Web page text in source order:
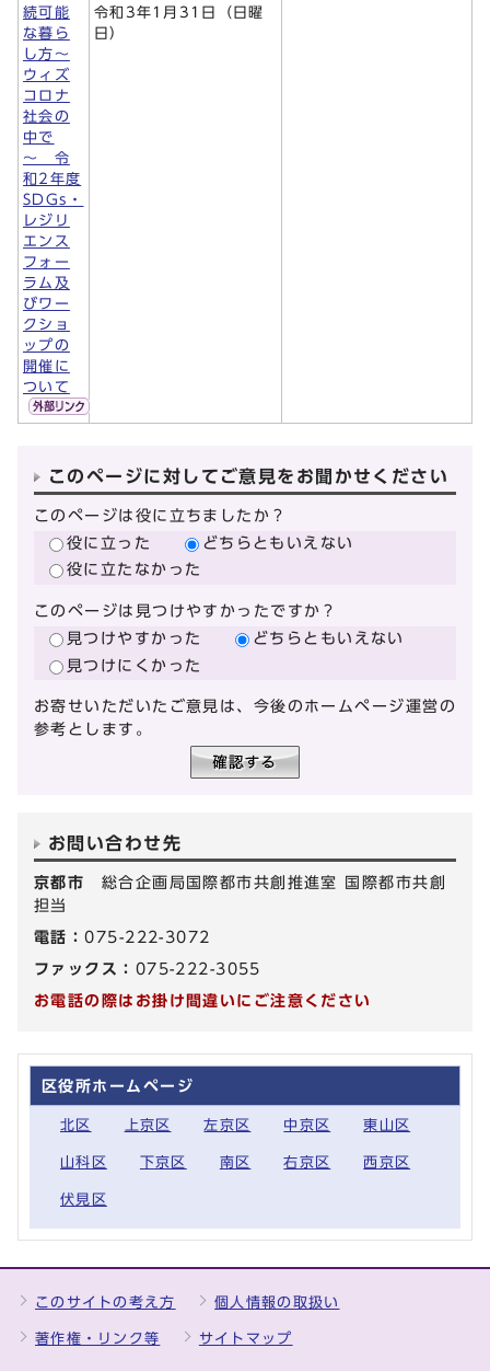
続可能
な暮ら
し方～
ウィズ
コロナ
社会の
中で
～ 令
和2年度
SDGs・
レジリ
エンス
フォー
ラム及
びワー
クショ
ップの
開催に
ついて
令和3年1月31日（日曜
日）
このページに対してご意見をお聞かせください
このページは役に立ちましたか？
役に立った
どちらともいえない
役に立たなかった
このページは見つけやすかったですか？
見つけやすかった
どちらともいえない
見つけにくかった
お寄せいただいたご意見は、今後のホームページ運営の
参考とします。
お問い合わせ先
京都市 総合企画局国際都市共創推進室 国際都市共創
担当
電話：075-222-3072
ファックス： 075-222-3055
お電話の際はお掛け間違いにご注意ください
区役所ホームページ
北区 上京区 左京区 中京区 東山区
山科区 下京区 南区 右京区 西京区
伏見区
このサイトの考え方 個人情報の取扱い
著作権・リンク等 サイトマップ